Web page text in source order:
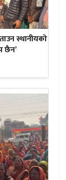
स्थानीयको
छैन’